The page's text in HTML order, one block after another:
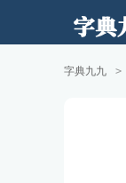
字典九九 >